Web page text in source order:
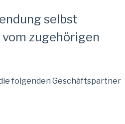
selbst
zugehörigen
folgenden Geschäftspartner